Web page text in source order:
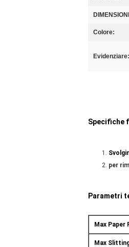
Colore:
Evidenziare:
Specifiche
per
Parametri
Max Paper
Max